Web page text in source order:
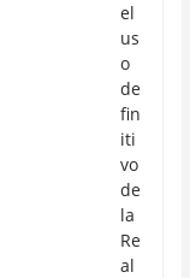
el
us
o
de
fin
iti
vo
de
la
Re
al